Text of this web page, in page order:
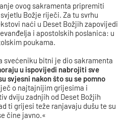
ovog sakramenta pripremiti
Božje riječi. Za tu svrhu
naći u Deset Božjih zapovijedi
i apostolskih poslanica: u
poukama.
svećeniku bitni je dio sakramenta
u ispovijedi nabrojiti sve
svjesni nakon što su se pomno
o najtajnijim grijesima i
dviju zadnjih od Deset Božjih
ti grijesi teže ranjavaju dušu te su
čine javno.«